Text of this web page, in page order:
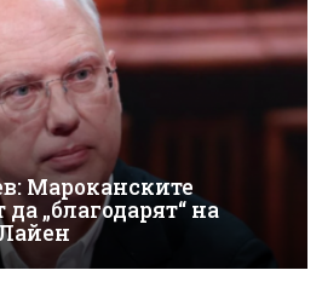
Мароканските
„благодарят“ на